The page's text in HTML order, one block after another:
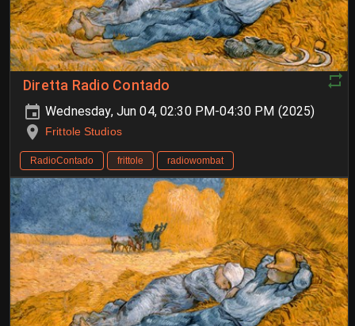
Diretta Radio Contado
Wednesday, Jun 04, 02:30 PM-04:30 PM (2025)
Frittole Studios
RadioContado frittole radiowombat